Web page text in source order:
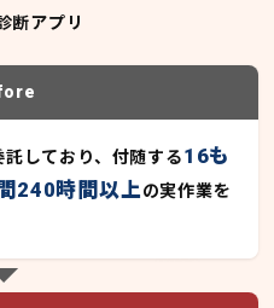
断アプリ
しており、付随する16も
240時間以上の実作業を